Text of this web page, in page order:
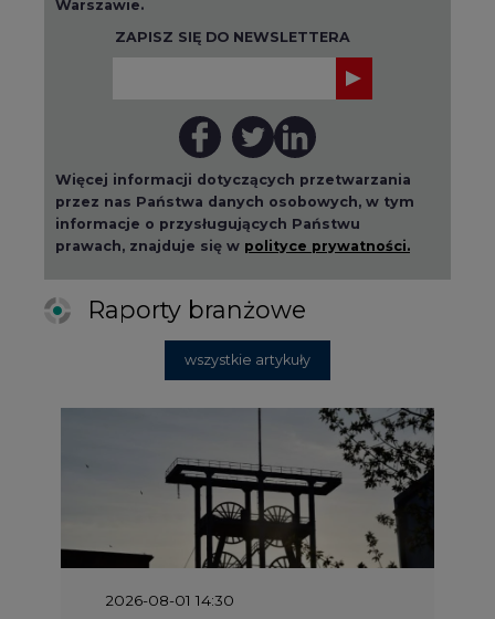
Warszawie.
ZAPISZ SIĘ DO NEWSLETTERA
Więcej informacji dotyczących przetwarzania
przez nas Państwa danych osobowych, w tym
informacje o przysługujących Państwu
prawach, znajduje się w polityce prywatności.
Raporty branżowe
wszystkie artykuły
2026-08-01 14:30